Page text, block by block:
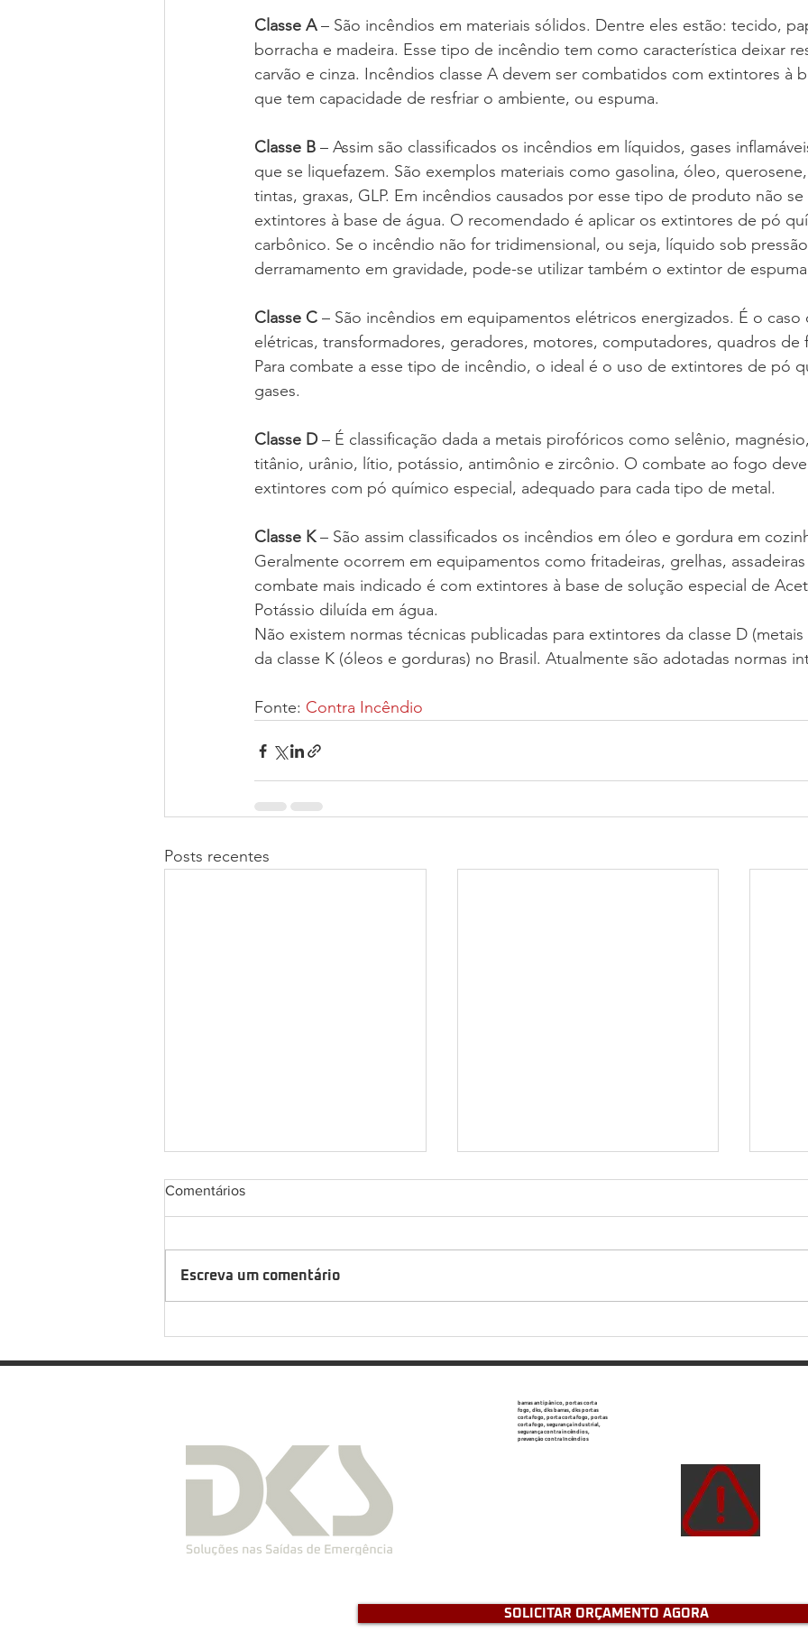
Classe A – São incêndios em materiais sólidos. Dentre eles estão: tecido,
borracha e madeira. Esse tipo de incêndio tem como característica deixar
carvão e cinza. Incêndios classe A devem ser combatidos com extintores à
que tem capacidade de resfriar o ambiente, ou espuma.
Classe B – Assim são classificados os incêndios em líquidos, gases
que se liquefazem. São exemplos materiais como gasolina, óleo,
tintas, graxas, GLP. Em incêndios causados por esse tipo de produto não
extintores à base de água. O recomendado é aplicar os extintores de pó
carbônico. Se o incêndio não for tridimensional, ou seja, líquido sob
derramamento em gravidade, pode-se utilizar também o extintor de
Classe C – São incêndios em equipamentos elétricos energizados. É o
elétricas, transformadores, geradores, motores, computadores, quadros
Para combate a esse tipo de incêndio, o ideal é o uso de extintores de pó
gases.
Classe D – É classificação dada a metais pirofóricos como selênio,
titânio, urânio, lítio, potássio, antimônio e zircônio. O combate ao fogo
extintores com pó químico especial, adequado para cada tipo de metal.
Classe K – São assim classificados os incêndios em óleo e gordura em
Geralmente ocorrem em equipamentos como fritadeiras, grelhas,
combate mais indicado é com extintores à base de solução especial de
Potássio diluída em água.
Não existem normas técnicas publicadas para extintores da classe D
da classe K (óleos e gorduras) no Brasil. Atualmente são adotadas normas
Fonte: Contra Incêndio
Posts recentes
Comentários
Escreva um comentário
barras antipânico, portas corta
fogo, dks, dks barras, dks portas
corta fogo, porta corta fogo, portas
corta fogo, segurança industrial,
segurança contra incêndios,
prevenção contra Incêndios
SOLICITAR ORÇAMENTO AGORA